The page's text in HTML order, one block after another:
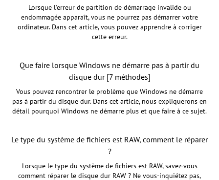
Lorsque l'erreur de partition de démarrage invalide ou
endommagée apparaît, vous ne pourrez pas démarrer votre
ordinateur. Dans cet article, vous pouvez apprendre à corriger
cette erreur.
Que faire lorsque Windows ne démarre pas à partir du
disque dur [7 méthodes]
Vous pouvez rencontrer le problème que Windows ne démarre
pas à partir du disque dur. Dans cet article, nous expliquerons en
détail pourquoi Windows ne démarre plus et que faire à ce sujet.
Le type du système de fichiers est RAW, comment le réparer
?
Lorsque le type du système de fichiers est RAW, savez-vous
comment réparer le disque dur RAW ? Ne vous-inquiétez pas,